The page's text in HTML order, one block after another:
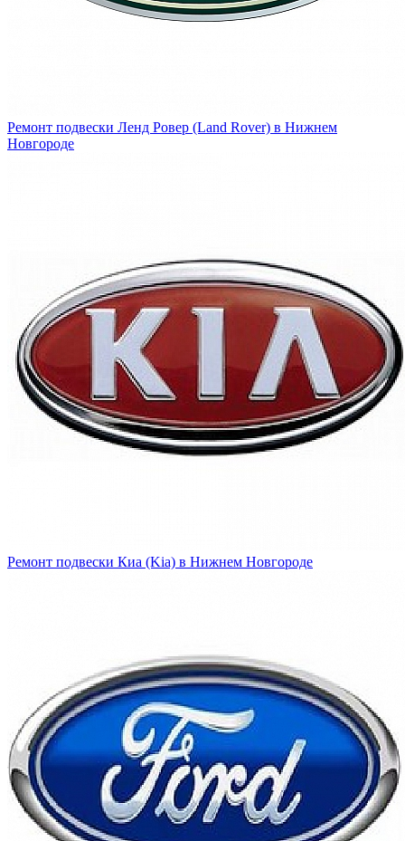
Ремонт подвески Ленд Ровер (Land Rover) в Нижнем
Новгороде
Ремонт подвески Киа (Kia) в Нижнем Новгороде